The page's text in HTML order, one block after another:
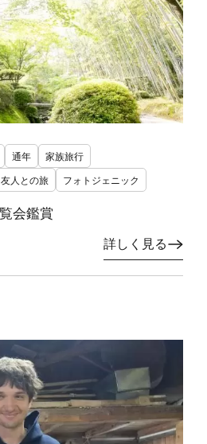
通年
家族旅行
友人との旅 フォトジェニック
会鑑賞
詳しく見る